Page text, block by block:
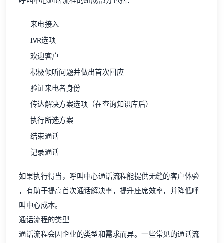
来电接入
IVR选项
欢迎客户
积极倾听问题并做出首次回应
验证来电者身份
传达解决方案选项（在查询知识库后）
执行所选方案
结束通话
记录通话
如果执行得当，呼叫中心通话流程能提供无缝的客户体验
，有助于提高首次通话解决率，提升座席效率，并降低呼
叫中心成本。
通话流程的类型
通话流程会因企业的类型和需求而异。一些常见的通话流